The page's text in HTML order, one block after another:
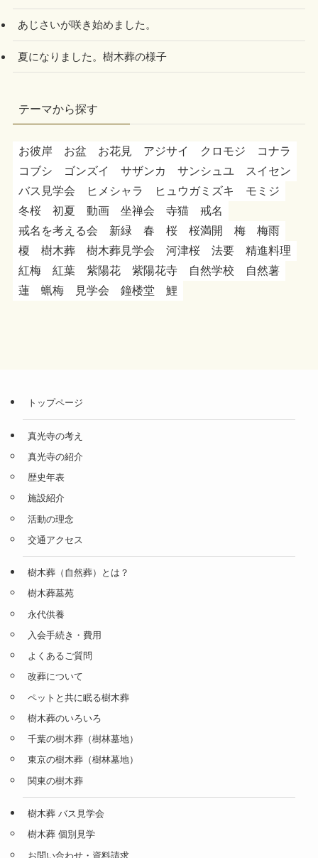
あじさいが咲き始めました。
夏になりました。樹木葬の様子
テーマから探す
お彼岸 お盆 お花見 アジサイ クロモジ
コナラ
コブシ
ゴンズイ サザンカ サンシュユ
スイセン
バス見学会
ヒメシャラ ヒュウガミズキ
モミジ
冬桜
初夏 動画 坐禅会 寺猫
戒名
戒名を考える会
新緑 春 桜 桜満開 梅
梅雨
榎
樹木葬 樹木葬見学会 河津桜 法要
精進料理
紅梅
紅葉 紫陽花 紫陽花寺 自然学校
自然薯
蓮
蝋梅 見学会 鐘楼堂 鯉
トップページ
真光寺の考え
真光寺の紹介
歴史年表
施設紹介
活動の理念
交通アクセス
樹木葬（自然葬）とは？
樹木葬墓苑
永代供養
入会手続き・費用
よくあるご質問
改葬について
ペットと共に眠る樹木葬
樹木葬のいろいろ
千葉の樹木葬（樹林墓地）
東京の樹木葬（樹林墓地）
関東の樹木葬
樹木葬 バス見学会
樹木葬 個別見学
お問い合わせ・資料請求